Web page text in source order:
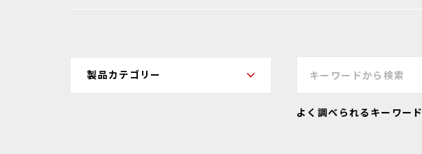
よく調べられるキーワード